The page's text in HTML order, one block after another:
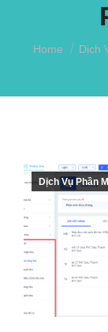
You are here:
Home Dịch
Dịch Vụ Phần